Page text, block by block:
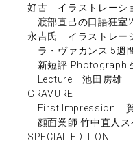
好古 イラストレーシ
渡部直己の口語狂室
永吉氏 イラストレー
ラ・ヴァカンス 5週
新短評 Photograph
Lecture 池田房雄
GRAVURE
First Impression 賀
顔面業師 竹中直人
SPECIAL EDITION